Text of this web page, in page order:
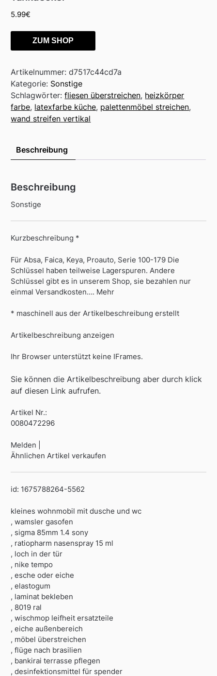
5.99€
ZUM SHOP
Artikelnummer:d7517c44cd7a
Kategorie: Sonstige
Schlagwörter:fliesen überstreichen, heizkörper
farbe, latexfarbe küche, palettenmöbel streichen,
wand streifen vertikal
Beschreibung
Beschreibung
Sonstige
Kurzbeschreibung *
Für Absa, Faica, Keya, Proauto, Serie 100-179 Die
Schlüssel haben teilweise Lagerspuren. Andere
Schlüssel gibt es in unserem Shop, sie bezahlen nur
einmal Versandkosten…. Mehr
* maschinell aus der Artikelbeschreibung erstellt
Artikelbeschreibung anzeigen
Ihr Browser unterstützt keine IFrames.
Sie können die Artikelbeschreibung aber durch klick
auf diesen Link aufrufen.
Artikel Nr.:
0080472296
Melden |
Ähnlichen Artikel verkaufen
id: 1675788264-5562
kleines wohnmobil mit dusche und wc
, wamsler gasofen
, sigma 85mm 1.4 sony
, ratiopharm nasenspray 15 ml
, loch in der tür
, nike tempo
, esche oder eiche
, elastogum
, laminat bekleben
, 8019 ral
, wischmop leifheit ersatzteile
, eiche außenbereich
, möbel überstreichen
, flüge nach brasilien
, bankirai terrasse pflegen
, desinfektionsmittel für spender